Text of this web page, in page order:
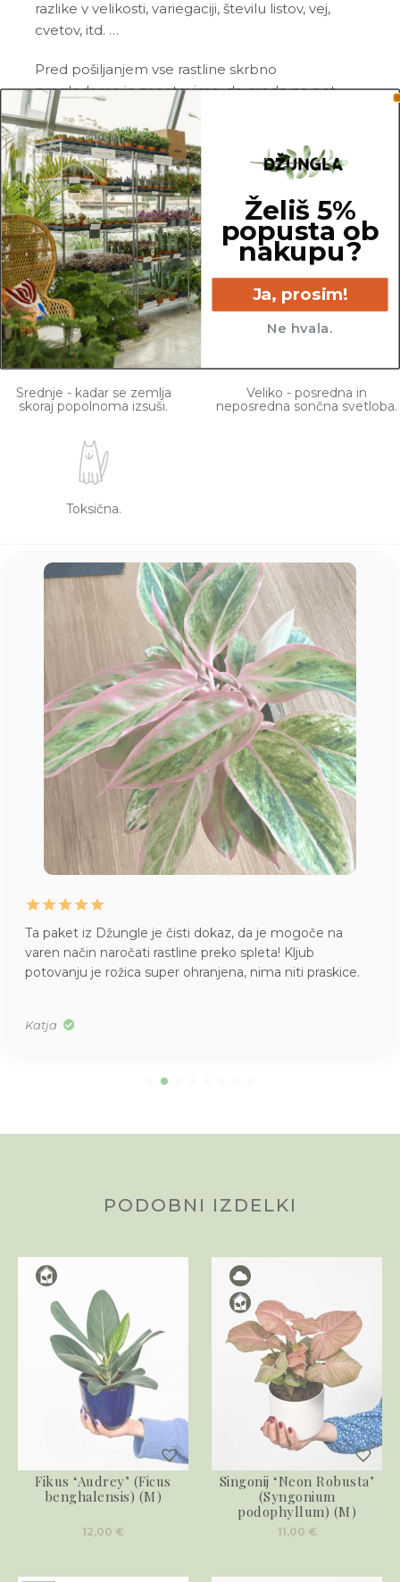
razlike v velikosti, variegaciji, številu listov, vej,
cvetov, itd. …
Pred pošiljanjem vse rastline skrbno
pregledamo in zagotovimo, da gredo na pot
zdrave in čim bolj podobne izdelku na fotografiji.
Vse rastline so primarno v plastičnih sadilnih
lončkih. Okrasni lonec ni vključen v ceno.
55 cm 14 cm
Srednje - kadar se zemlja
skoraj popolnoma izsuši.
Veliko - posredna in
neposredna sončna svetloba.
Toksična.
Ta paket iz Džungle je čisti dokaz, da je mogoče na
varen način naročati rastline preko spleta! Kljub
potovanju je rožica super ohranjena, nima niti praskice.
Katja
PODOBNI IZDELKI
Fikus ‘Audrey’ (Ficus
benghalensis) (M)
12,00 €
Singonij ‘Neon Robusta’
(Syngonium
podophyllum) (M)
11,00 €
Želiš 5%
popusta ob
nakupu?
Ja, prosim!
Ne hvala.